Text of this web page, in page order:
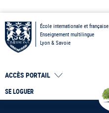
École internationale et française
Enseignement multilingue
Lyon & Savoie
SE LOGUER
ACCÈS PORTAIL